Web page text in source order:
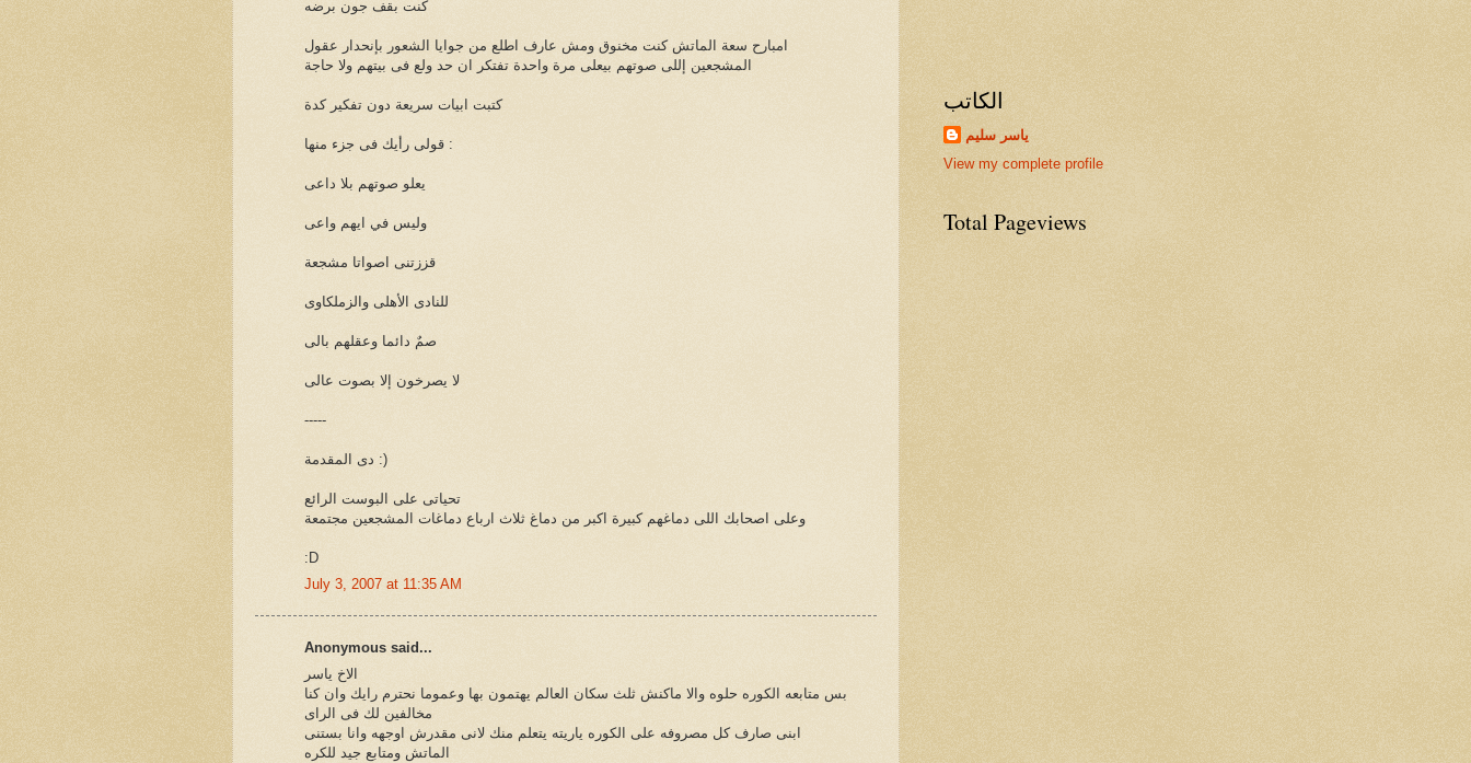
كنت بقف جون برضه
امبارح سعة الماتش كنت مخنوق ومش عارف اطلع من جوايا الشعور بإنحدار عقول
المشجعين إللى صوتهم بيعلى مرة واحدة تفتكر ان حد ولع فى بيتهم ولا حاجة
كتبت ابيات سريعة دون تفكير كدة
قولى رأيك فى جزء منها :
يعلو صوتهم بلا داعى
وليس في ايهم واعى
قززتنى اصواتا مشجعة
للنادى الأهلى والزملكاوى
صمٌ دائما وعقلهم بالى
لا يصرخون إلا بصوت عالى
-----
دى المقدمة :)
تحياتى على البوست الرائع
وعلى اصحابك اللى دماغهم كبيرة اكبر من دماغ ثلاث ارباع دماغات المشجعين مجتمعة
:D
July 3, 2007 at 11:35 AM
Anonymous said...
الاخ ياسر
بس متابعه الكوره حلوه والا ماكنش ثلث سكان العالم يهتمون بها وعموما نحترم رايك وان كنا
مخالفين لك فى الراى
ابنى صارف كل مصروفه على الكوره ياريته يتعلم منك لانى مقدرش اوجهه وانا بستنى
الماتش ومتابع جيد للكره
الكاتب
ياسر سليم
View my complete profile
Total Pageviews